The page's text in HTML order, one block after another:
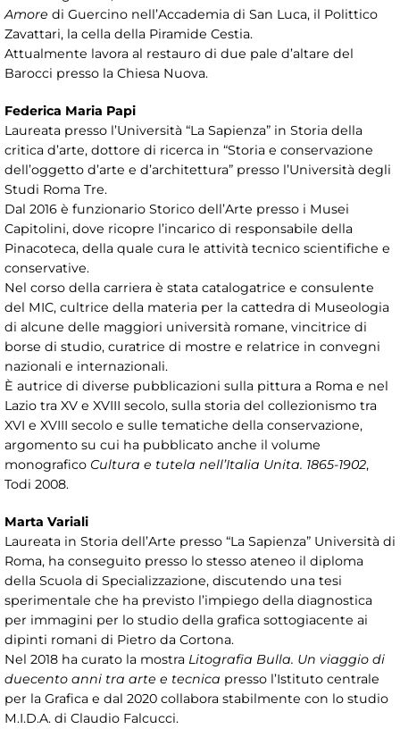
Amore di Guercino nell’Accademia di San Luca, il Polittico
Zavattari, la cella della Piramide Cestia.
Attualmente lavora al restauro di due pale d’altare del
Barocci presso la Chiesa Nuova.
Federica Maria Papi
Laureata presso l’Università “La Sapienza” in Storia della
critica d’arte, dottore di ricerca in “Storia e conservazione
dell’oggetto d’arte e d’architettura” presso l’Università degli
Studi Roma Tre.
Dal 2016 è funzionario Storico dell’Arte presso i Musei
Capitolini, dove ricopre l’incarico di responsabile della
Pinacoteca, della quale cura le attività tecnico scientifiche e
conservative.
Nel corso della carriera è stata catalogatrice e consulente
del MIC, cultrice della materia per la cattedra di Museologia
di alcune delle maggiori università romane, vincitrice di
borse di studio, curatrice di mostre e relatrice in convegni
nazionali e internazionali.
È autrice di diverse pubblicazioni sulla pittura a Roma e nel
Lazio tra XV e XVIII secolo, sulla storia del collezionismo tra
XVI e XVIII secolo e sulle tematiche della conservazione,
argomento su cui ha pubblicato anche il volume
monografico Cultura e tutela nell’Italia Unita. 1865-1902,
Todi 2008.
Marta Variali
Laureata in Storia dell’Arte presso “La Sapienza” Università di
Roma, ha conseguito presso lo stesso ateneo il diploma
della Scuola di Specializzazione, discutendo una tesi
sperimentale che ha previsto l’impiego della diagnostica
per immagini per lo studio della grafica sottogiacente ai
dipinti romani di Pietro da Cortona.
Nel 2018 ha curato la mostra Litografia Bulla. Un viaggio di
duecento anni tra arte e tecnica presso l’Istituto centrale
per la Grafica e dal 2020 collabora stabilmente con lo studio
M.I.D.A. di Claudio Falcucci.